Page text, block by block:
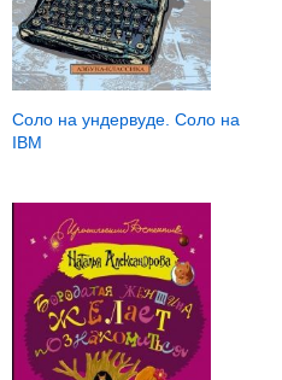
Соло на ундервуде. Соло на
IBM